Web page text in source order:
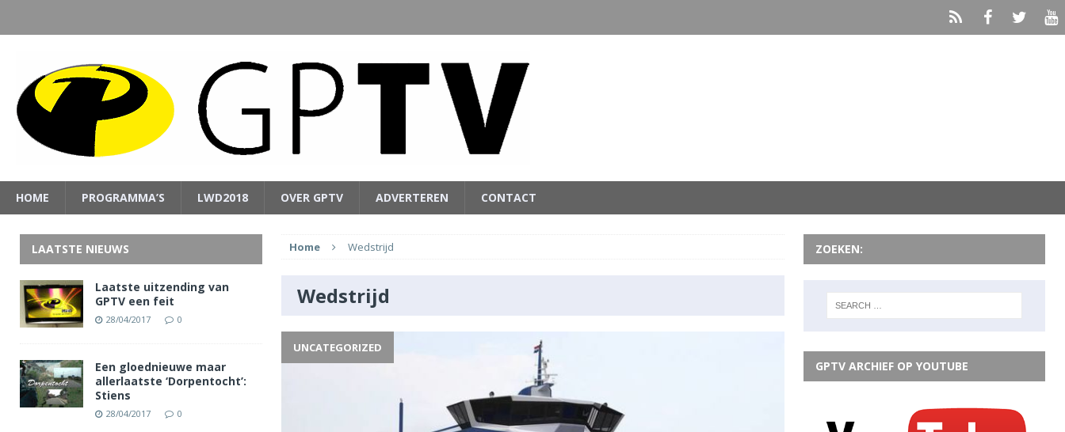
HOME PROGRAMMA’S LWD2018 OVER GPTV ADVERTEREN CONTACT
Home Wedstrijd
Wedstrijd
UNCATEGORIZED
LAATSTE NIEUWS
Laatste uitzending van
GPTV een feit
28/04/2017 0
Een gloednieuwe maar
allerlaatste ‘Dorpentocht’:
Stiens
28/04/2017 0
ZOEKEN:
GPTV ARCHIEF OP YOUTUBE